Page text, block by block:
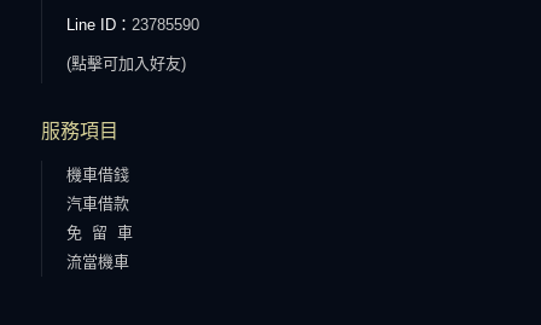
Line ID： 23785590
(點擊可加入好友)
服務項目
機車借錢
汽車借款
免 留 車
流當機車